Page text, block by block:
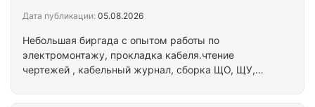
Небольшая биргада с опытом работы по
электромонтажу, прокладка кабеля.чтение
чертежей , кабельный журнал, сборка ЩО, ЩУ,
Дата публикации: 05.08.2026